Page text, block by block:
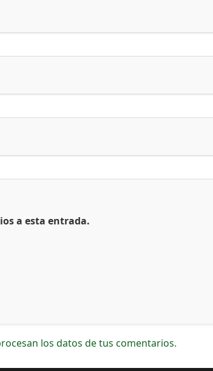
a esta entrada.
los datos de tus comentarios.